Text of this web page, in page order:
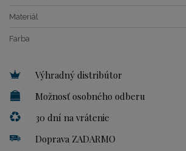
Materiál
Farba
Výhradný distribútor
Možnosť osobného odberu
30 dní na vrátenie
Doprava ZADARMO